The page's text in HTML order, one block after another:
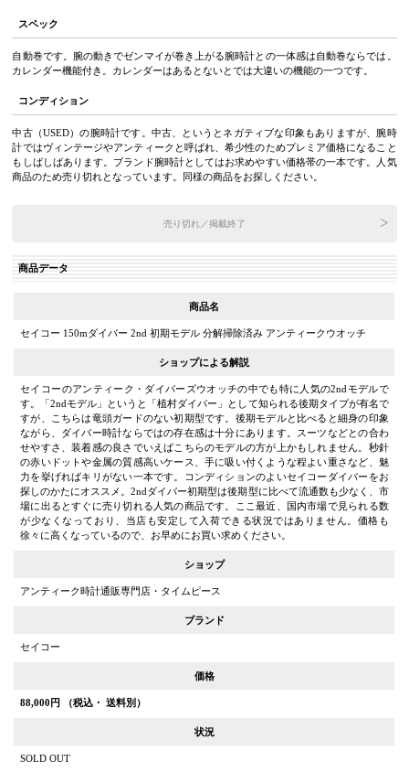
スペック
自動巻です。腕の動きでゼンマイが巻き上がる腕時計との一体感は自動巻ならでは。
カレンダー機能付き。カレンダーはあるとないとでは大違いの機能の一つです。
コンディション
中古（USED）の腕時計です。中古、というとネガティブな印象もありますが、腕時
計ではヴィンテージやアンティークと呼ばれ、希少性のためプレミア価格になること
もしばしばあります。ブランド腕時計としてはお求めやすい価格帯の一本です。人気
商品のため売り切れとなっています。同様の商品をお探しください。
売り切れ／掲載終了
商品データ
商品名
セイコー 150mダイバー 2nd 初期モデル 分解掃除済み アンティークウオッチ
ショップによる解説
セイコーのアンティーク・ダイバーズウオッチの中でも特に人気の2ndモデルで
す。「2ndモデル」というと「植村ダイバー」として知られる後期タイプが有名で
すが、こちらは竜頭ガードのない初期型です。後期モデルと比べると細身の印象
ながら、ダイバー時計ならではの存在感は十分にあります。スーツなどとの合わ
せやすさ、装着感の良さでいえばこちらのモデルの方が上かもしれません。秒針
の赤いドットや金属の質感高いケース、手に吸い付くような程よい重さなど、魅
力を挙げればキリがない一本です。コンディションのよいセイコーダイバーをお
探しのかたにオススメ。2ndダイバー初期型は後期型に比べて流通数も少なく、市
場に出るとすぐに売り切れる人気の商品です。ここ最近、国内市場で見られる数
が少なくなっており、当店も安定して入荷できる状況ではありません。価格も
徐々に高くなっているので、お早めにお買い求めください。
ショップ
アンティーク時計通販専門店・タイムピース
ブランド
セイコー
価格
88,000 円 （税込・ 送料別）
状況
SOLD OUT